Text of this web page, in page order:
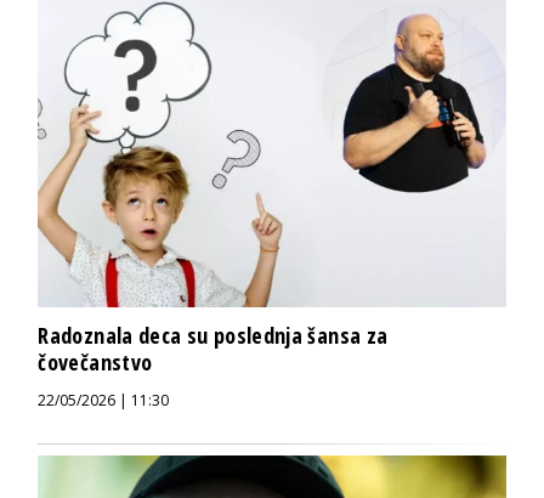
Radoznala deca su poslednja šansa za
čovečanstvo
22/05/2026 | 11:30